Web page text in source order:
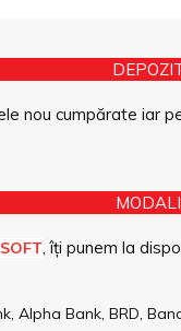
nou cumpărate iar
, îți punem la
Alpha Bank, BRD,